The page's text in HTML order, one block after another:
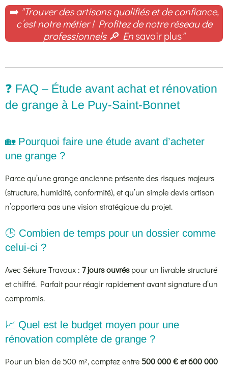
➡️ "Trouver des artisans qualifiés et de confiance,
c’est notre métier ! Profitez de notre réseau de
professionnels 🔎 Ensavoir plus"
❓ FAQ – Étude avant achat et rénovation
de grange à Le Puy-Saint-Bonnet
🏡 Pourquoi faire une étude avant d’acheter
une grange ?
Parce qu’une grange ancienne présente des risques majeurs
(structure, humidité, conformité), et qu’un simple devis artisan
n’apportera pas une vision stratégique du projet.
🕒 Combien de temps pour un dossier comme
celui-ci ?
Avec Sékure Travaux : 7 jours ouvréspour un livrable structuré
et chiffré. Parfait pour réagir rapidement avant signature d’un
compromis.
📈 Quel est le budget moyen pour une
rénovation complète de grange ?
Pour un bien de 500 m², comptez entre 500 000 € et 600 000